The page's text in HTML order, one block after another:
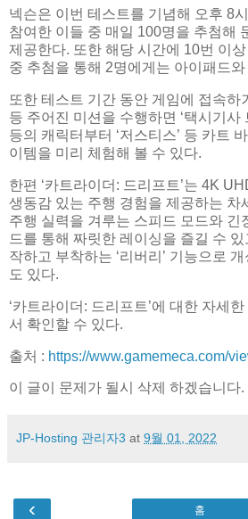
넥슨은 이번 테스트를 기념해 오후 8
참여한 이들 중 매일 100명을 추첨해
제공한다. 또한 해당 시간에 10번 이
중 추첨을 통해 2명에게는 아이패드
또한 테스트 기간 동안 게임에 접속하
등 주어진 미션을 수행하면 ‘택시기사
등의 캐릭터부터 ‘저스티스’ 등 카트
이템을 미리 체험해 볼 수 있다.
한편 ‘카트라이더: 드리프트’는 4K
생동감 있는 주행 경험을 제공하는 차
주행 실력을 겨루는 스피드 모드와 긴
드를 통해 짜릿한 레이싱을 즐길 수
작하고 부착하는 ‘리버리’ 기능으로
도 있다.
‘카트라이더: 드리프트’에 대한 자세
서 확인할 수 있다.
출처 : https://www.gamemeca.com/
이 글이 문제가 될시 삭제 하겠습니다.
JP-Hosting 관리자3 at 9월 01, 2022
‹ 홈